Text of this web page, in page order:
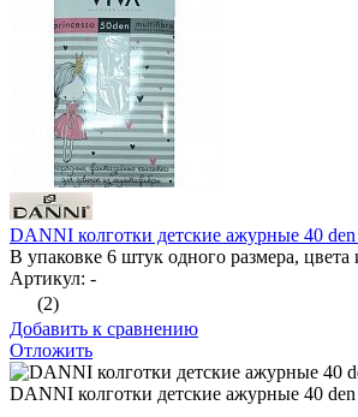
DANNI колготки детские ажурные 40
В упаковке 6 штук одного размера, цвета
Артикул: -
(2)
Добавить к сравнению
Отложить
DANNI колготки детские ажурные 40